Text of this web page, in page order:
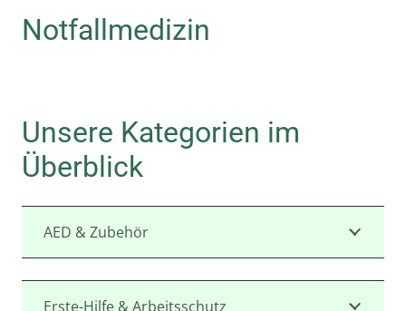
Notfallmedizin
Unsere Kategorien im
Überblick
AED & Zubehör
Erste-Hilfe & Arbeitsschutz